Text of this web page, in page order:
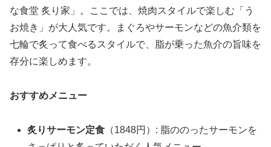
な食堂 炙り家」。ここでは、焼肉スタイルで楽しむ「う
お焼き」が大人気です。まぐろやサーモンなどの魚介類を
七輪で炙って食べるスタイルで、脂が乗った魚介の旨味を
存分に楽しめます。
おすすめメニュー
炙りサーモン定食 （1848円）: 脂ののったサーモンを